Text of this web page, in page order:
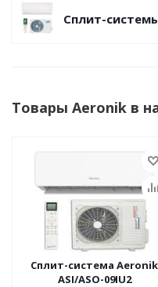
Сплит-
Товары Aeronik в
Сплит-система Aeronik
ASI/ASO-09IU2